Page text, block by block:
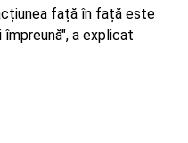
față în față este
a explicat